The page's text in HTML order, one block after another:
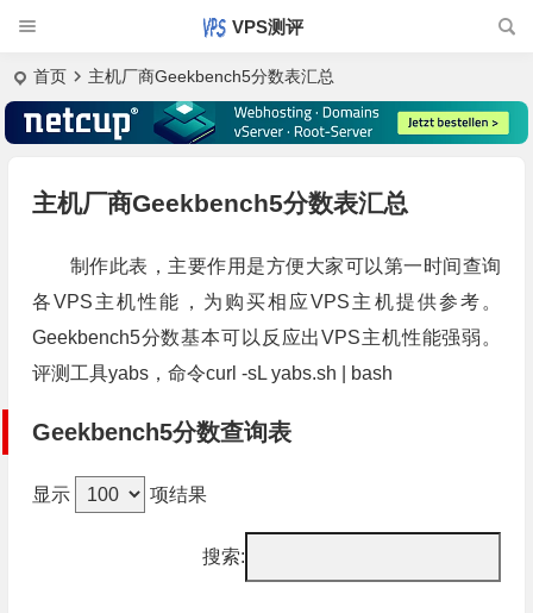
VPS测评
首页 主机厂商Geekbench5分数表汇总
主机厂商Geekbench5分数表汇总
制作此表，主要作用是方便大家可以第一时间查询
各VPS主机性能，为购买相应VPS主机提供参考。
Geekbench5分数基本可以反应出VPS主机性能强弱。
评测工具yabs，命令curl -sL yabs.sh | bash
Geekbench5分数查询表
显示 项结果
搜索: